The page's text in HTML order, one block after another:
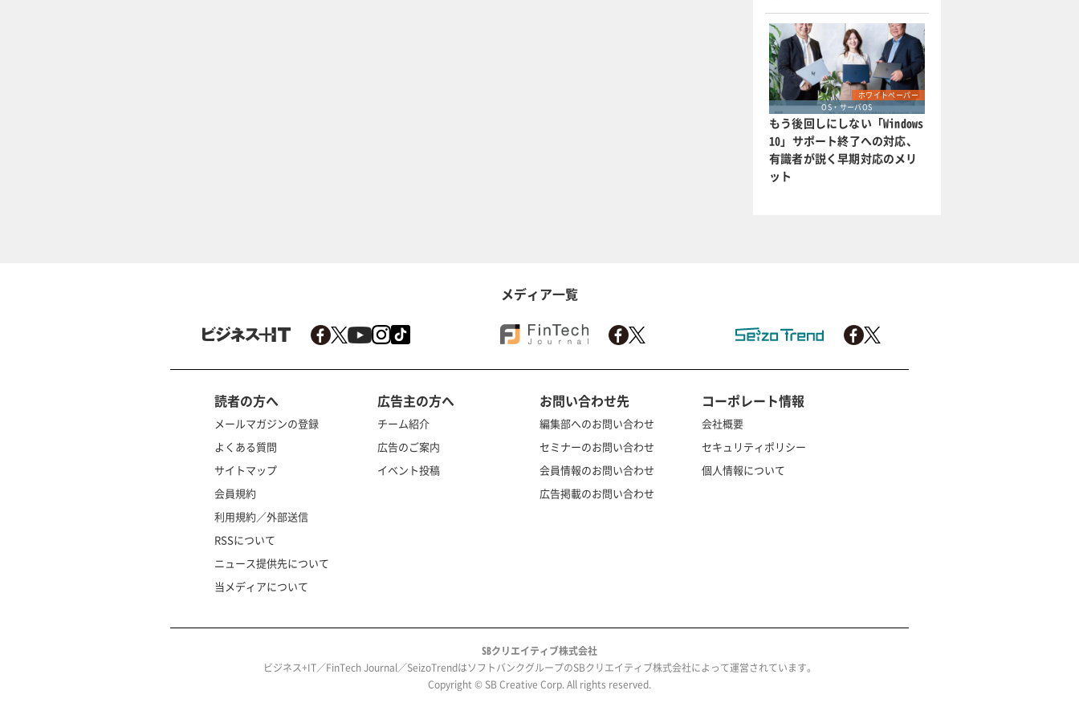
ホワイトペーパー
OS・サーバOS
もう後回しにしない「Windows
10」サポート終了への対応、
有識者が説く早期対応のメリ
ット
メディア一覧
読者の方へ
メールマガジンの登録
よくある質問
サイトマップ
会員規約
利用規約／外部送信
RSSについて
ニュース提供先について
当メディアについて
広告主の方へ
チーム紹介
広告のご案内
イベント投稿
お問い合わせ先
編集部へのお問い合わせ
セミナーのお問い合わせ
会員情報のお問い合わせ
広告掲載のお問い合わせ
コーポレート情報
会社概要
セキュリティポリシー
個人情報について
SBクリエイティブ株式会社
ビジネス+IT／FinTech Journal／SeizoTrendはソフトバンクグループのSBクリエイティブ株式会社によって運営されています。
Copyright © SB Creative Corp. All rights reserved.